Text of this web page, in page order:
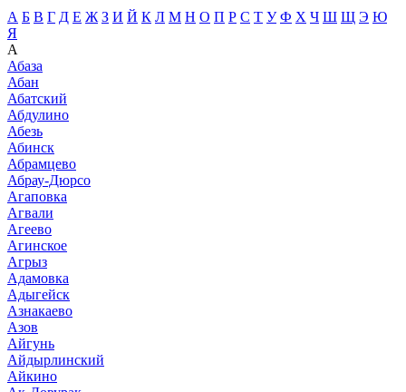
А Б В Г Д Е Ж З И Й К Л М Н О П Р С Т У Ф Х Ч Ш Щ Э Ю
Я
А
Абаза
Абан
Абатский
Абдулино
Абезь
Абинск
Абрамцево
Абрау-Дюрсо
Агаповка
Агвали
Агеево
Агинское
Агрыз
Адамовка
Адыгейск
Азнакаево
Азов
Айгунь
Айдырлинский
Айкино